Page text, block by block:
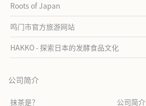
Roots of Japan
鸣门市官方旅游网站
HAKKO - 探索日本的发酵食品文化
公司简介
抹茶是？ 公司简介